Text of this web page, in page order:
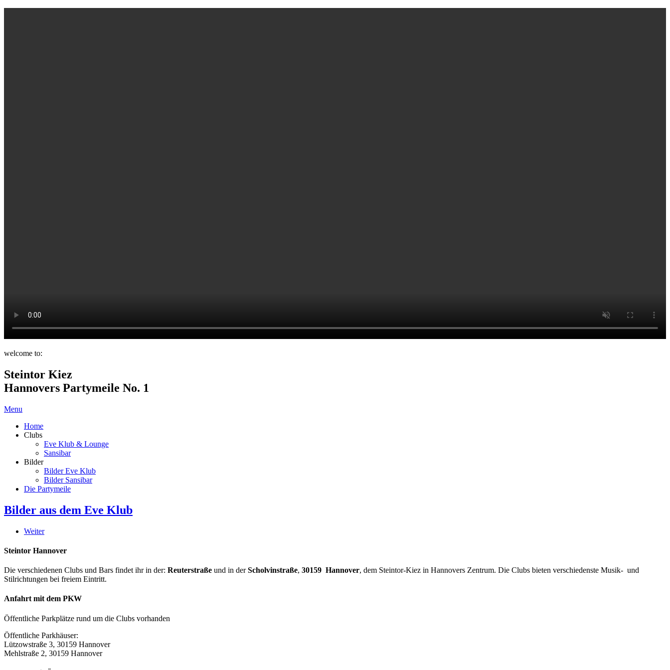
welcome to:
Steintor Kiez
Hannovers Partymeile No. 1
Menu
Home
Clubs
Eve Klub & Lounge
Sansibar
Bilder
Bilder Eve Klub
Bilder Sansibar
Die Partymeile
Bilder aus dem Eve Klub
Weiter
Steintor Hannover
Die verschiedenen Clubs und Bars findet ihr in der: Reuterstraße und in derScholvinstraße, 30159 Hannover, dem Steintor-Kiez in Hannovers Zentrum. Die Clubs bieten verschiedenste Musik- und
Stilrichtungen bei freiem Eintritt.
Anfahrt mit dem PKW
Öffentliche Parkplätze rund um die Clubs vorhanden
Öffentliche Parkhäuser:
Lützowstraße 3, 30159 Hannover
Mehlstraße 2, 30159 Hannover